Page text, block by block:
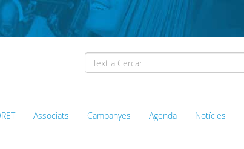
Associats Campanyes Agenda Notícies